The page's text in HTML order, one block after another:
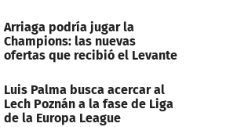
Arriaga podría jugar la
Champions: las nuevas
ofertas que recibió el Levante
Luis Palma busca acercar al
Lech Poznán a la fase de Liga
de la Europa League